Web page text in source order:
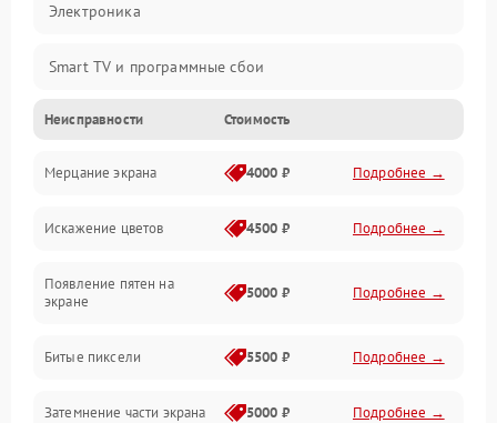
Электроника
Smart TV и программные сбои
Питание и запуск
Подсветка и LED-модули
Звук и аудиосистема
Сигнал и приём каналов
Механические повреждения
Неисправности Стоимость
Мерцание экрана 4000 ₽ Подробнее →
Искажение цветов 4500 ₽ Подробнее →
Появление пятен на
экране
5000 ₽ Подробнее →
Битые пиксели 5500 ₽ Подробнее →
Затемнение части экрана 5000 ₽ Подробнее →